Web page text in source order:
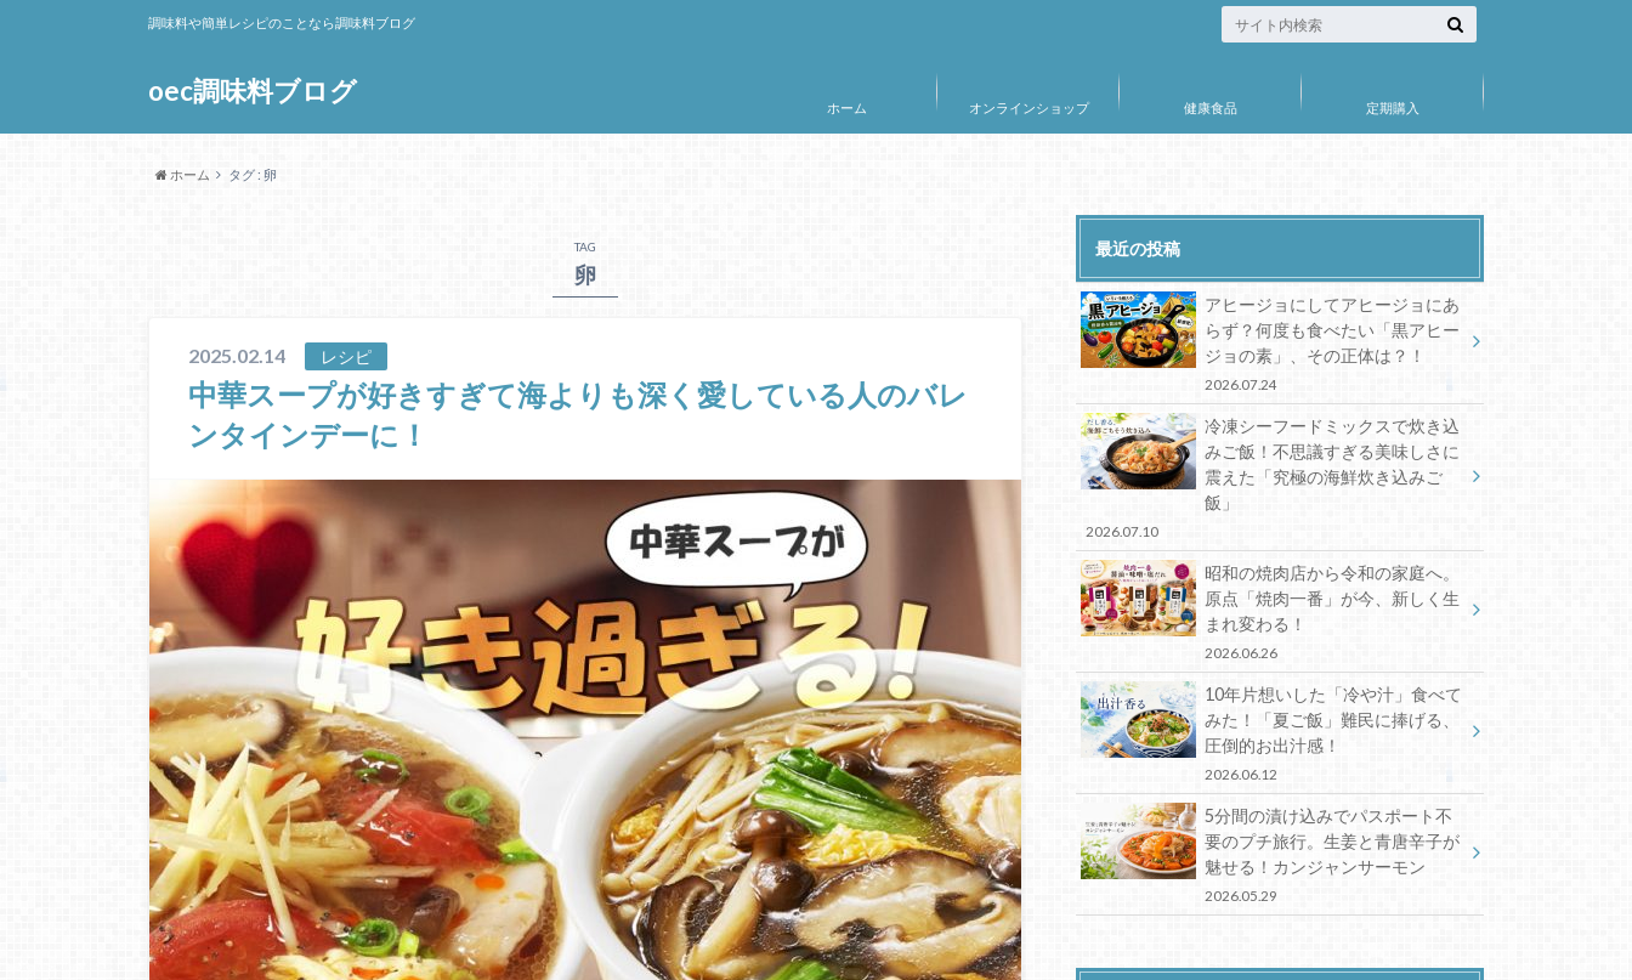
oec調味料ブログ
調味料や簡単レシピのことなら調味料ブログ
ホーム オンラインショップ 健康食品 定期購入
ホーム タグ : 卵
TAG
卵
2025.02.14 レシピ
中華スープが好きすぎて海よりも深く愛している人のバレ
ンタインデーに！
最近の投稿
アヒージョにしてアヒージョにあ
らず？何度も食べたい「黒アヒー
ジョの素」、その正体は？！
2026.07.24
冷凍シーフードミックスで炊き込
みご飯！不思議すぎる美味しさに
震えた「究極の海鮮炊き込みご
飯」
2026.07.10
昭和の焼肉店から令和の家庭へ。
原点「焼肉一番」が今、新しく生
まれ変わる！
2026.06.26
10年片想いした「冷や汁」食べて
みた！「夏ご飯」難民に捧げる、
圧倒的お出汁感！
2026.06.12
5分間の漬け込みでパスポート不
要のプチ旅行。生姜と青唐辛子が
魅せる！カンジャンサーモン
2026.05.29